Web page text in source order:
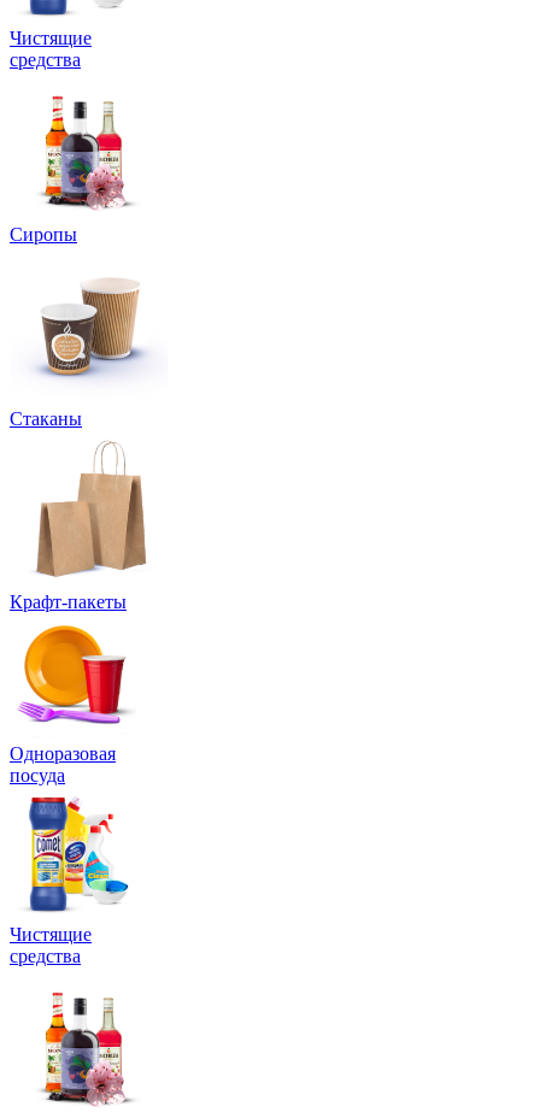
Чистящие
средства
Сиропы
Стаканы
Крафт-пакеты
Одноразовая
посуда
Чистящие
средства